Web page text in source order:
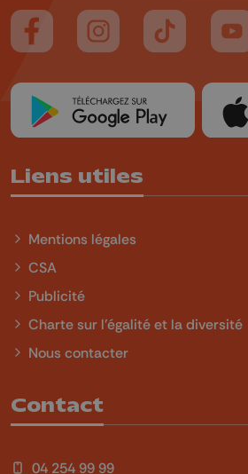
Suivez-nous sur FaceBook
Suivez-nous surSuivez-nous
Liens utiles
Mentions légales
CSA
Publicité
Charte sur l'égalité et la diversité
Nous contacter
Contact
04 254 99 99